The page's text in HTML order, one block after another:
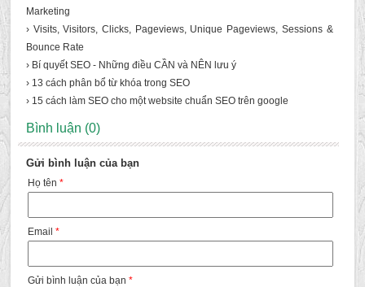
Marketing
› Visits, Visitors, Clicks, Pageviews, Unique Pageviews, Sessions &
Bounce Rate
› Bí quyết SEO - Những điều CẦN và NÊN lưu ý
› 13 cách phân bổ từ khóa trong SEO
› 15 cách làm SEO cho một website chuẩn SEO trên google
Bình luận (0)
Gửi bình luận của bạn
Họ tên *
Email *
Gửi bình luận của bạn *